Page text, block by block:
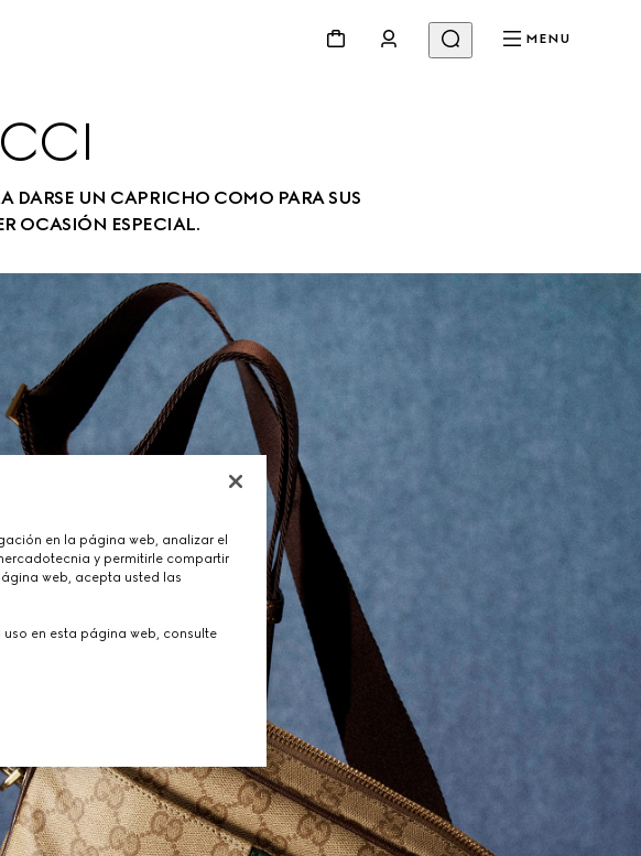
MENU
DARSE UN CAPRICHO COMO PARA SUS
OCASIÓN ESPECIAL.
en la página web, analizar el
y permitirle compartir
web, acepta usted las
en esta página web, consulte